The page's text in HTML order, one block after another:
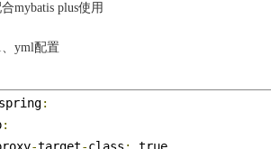
mybatis plus使用
、yml配置
spring:
: